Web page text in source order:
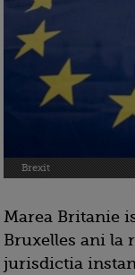
Brexit
Marea Britanie
Bruxelles ani la
jurisdictia